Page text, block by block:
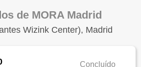
de MORA Madrid
Wizink Center), Madrid
Concluído